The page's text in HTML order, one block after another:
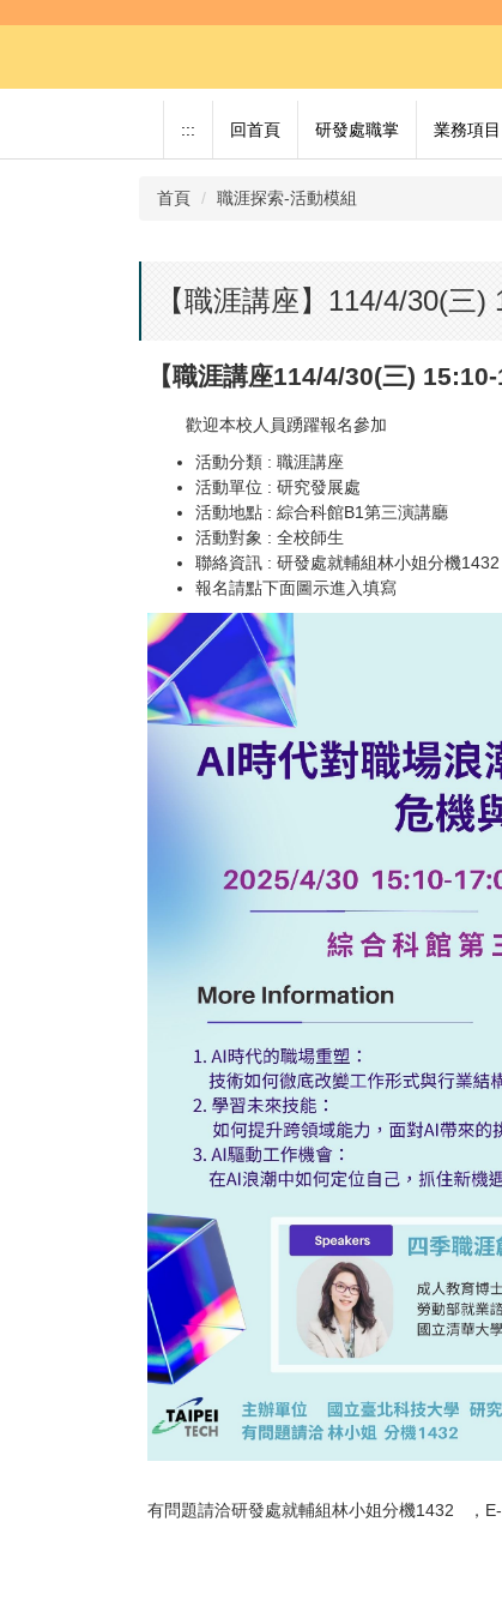
要
::: 回首頁 研發處職掌 業務項目
首頁 職涯探索-活動模組
【職涯講座】114/4/30(三
【職涯講座114/4/30(三)
歡迎本校人員踴躍報名參加
活動分類 : 職涯講座
活動單位 : 研究發展處
活動地點 : 綜合科館B1第三演講廳
活動對象 : 全校師生
聯絡資訊 : 研發處就輔組林小姐分機1432
報名請點下面圖示進入填寫
有問題請洽研發處就輔組林小姐分機1432 ，